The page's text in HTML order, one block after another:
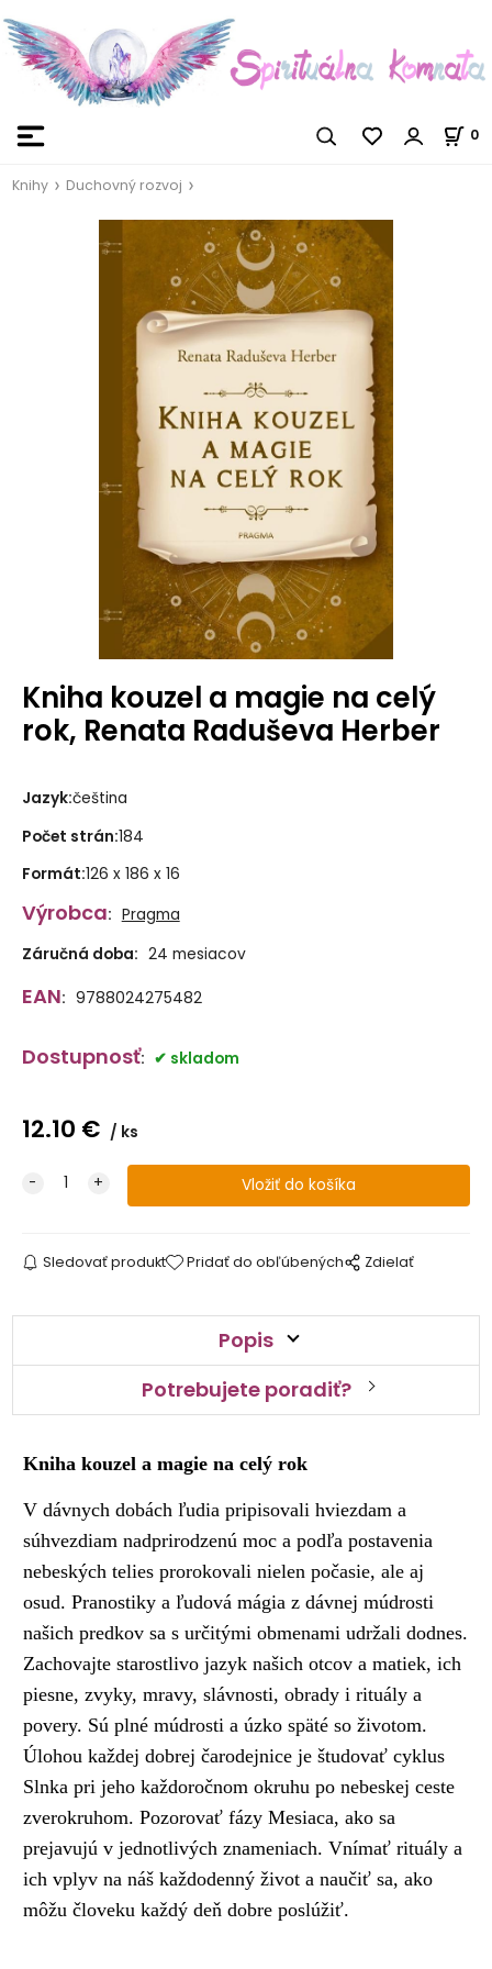
0
Knihy Duchovný rozvoj
Kniha kouzel a magie na celý
rok, Renata Raduševa Herber
Jazyk:čeština
Počet strán:184
Formát:126 x 186 x 16
Výrobca: Pragma
Záručná doba: 24 mesiacov
EAN: 9788024275482
Dostupnosť: skladom
12.10 € ks
Sledovať produkt Pridať do obľúbených Zdielať
Popis
Potrebujete poradiť?
Kniha kouzel a magie na celý rok
V dávnych dobách ľudia pripisovali hviezdam a
súhvezdiam nadprirodzenú moc a podľa postavenia
nebeských telies prorokovali nielen počasie, ale aj
osud. Pranostiky a ľudová mágia z dávnej múdrosti
našich predkov sa s určitými obmenami udržali dodnes.
Zachovajte starostlivo jazyk našich otcov a matiek, ich
piesne, zvyky, mravy, slávnosti, obrady i rituály a
povery. Sú plné múdrosti a úzko späté so životom.
Úlohou každej dobrej čarodejnice je študovať cyklus
Slnka pri jeho každoročnom okruhu po nebeskej ceste
zverokruhom. Pozorovať fázy Mesiaca, ako sa
prejavujú v jednotlivých znameniach. Vnímať rituály a
ich vplyv na náš každodenný život a naučiť sa, ako
môžu človeku každý deň dobre poslúžiť.